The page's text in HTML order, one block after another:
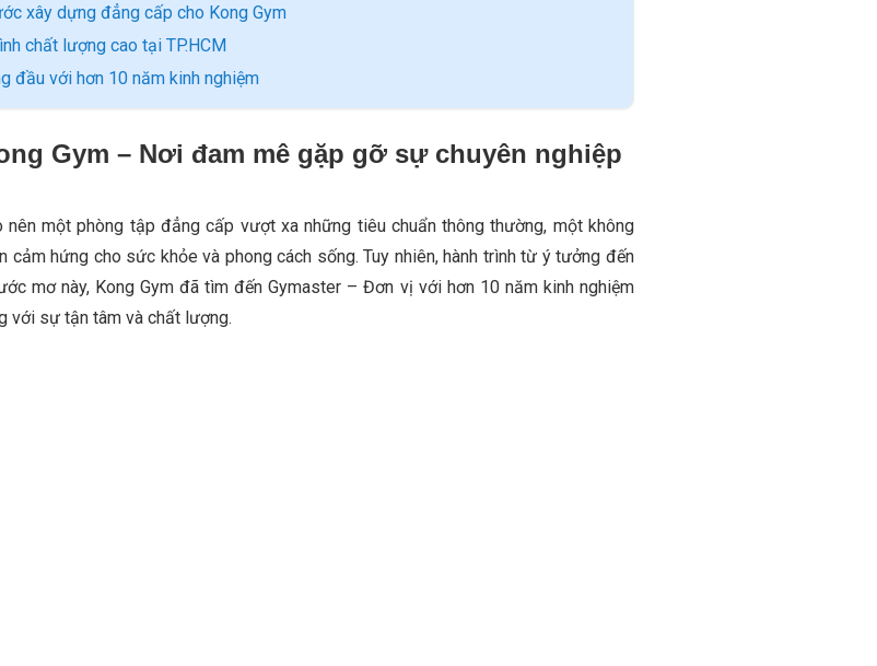
xây dựng đẳng cấp cho Kong Gym
chất lượng cao tại TP.HCM
đầu với hơn 10 năm kinh nghiệm
Gym – Nơi đam mê gặp gỡ sự chuyên nghiệp
một phòng tập đẳng cấp vượt xa những tiêu chuẩn thông thường, một không
cảm hứng cho sức khỏe và phong cách sống. Tuy nhiên, hành trình từ ý tưởng đến
mơ này, Kong Gym đã tìm đến Gymaster – Đơn vị với hơn 10 năm kinh nghiệm
với sự tận tâm và chất lượng.